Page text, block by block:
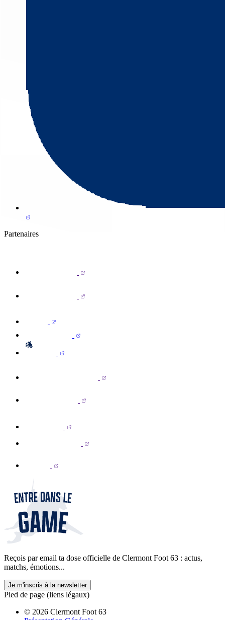
Partenaires
Reçois par email ta dose officielle de Clermont Foot 63 : actus,
matchs, émotions...
Je m'inscris à la newsletter
Pied de page (liens légaux)
© 2026 Clermont Foot 63